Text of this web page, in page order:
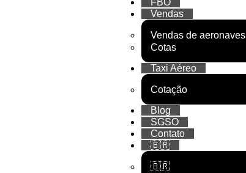
FBO
Vendas
Vendas de aeronaves
Cotas
Taxi Aéreo
Cotação
Blog
SGSO
Contato
🇧🇷
🇧🇷